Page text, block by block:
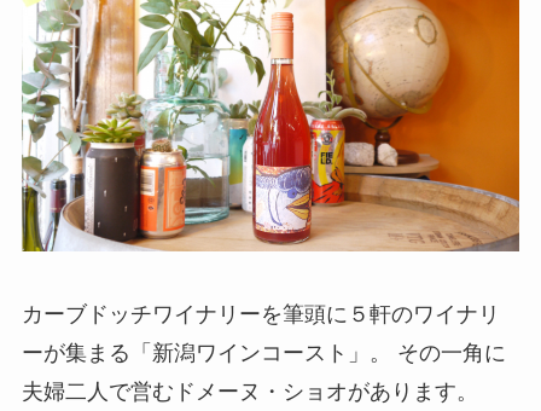
カーブドッチワイナリーを筆頭に５軒のワイナリ
ーが集まる「新潟ワインコースト」。 その一角に
夫婦二人で営むドメーヌ・ショオがあります。